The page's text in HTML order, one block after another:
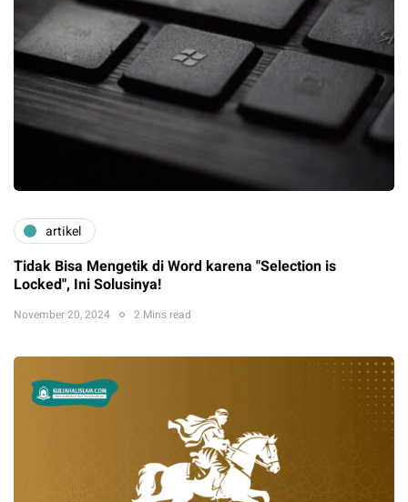
artikel
Tidak Bisa Mengetik di Word karena "Selection is
Locked", Ini Solusinya!
November 20, 2024 2 Mins read